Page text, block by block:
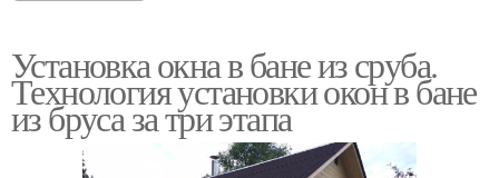
Установка окна в бане из сруба.
Технология установки окон в бане
из бруса за три этапа